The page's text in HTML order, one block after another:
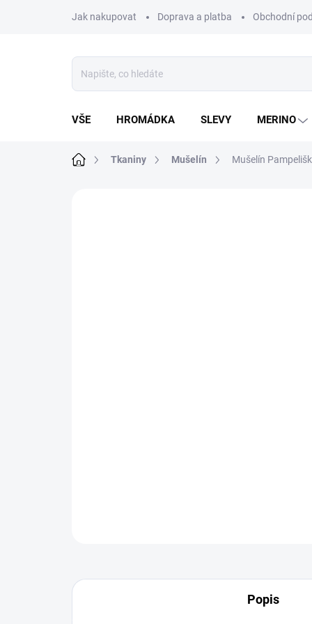
Jak nakupovat Doprava a platba Obchodní
VŠE HROMÁDKA SLEVY MERINO
Domů Tkaniny Mušelín Mušelín
Popis